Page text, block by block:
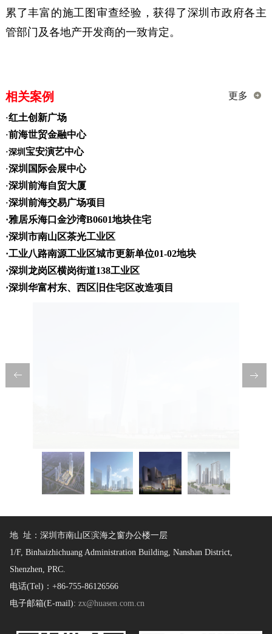
累了丰富的施工图审查经验，获得了深圳市政府各主
管部门及各地产开发商的一致肯定。
相关案例 更多
·红土创新广场
·前海世贸金融中心
·深圳 宝安演艺中心
·深圳国际会展中心
·深圳前海自贸大厦
·深圳前海交易广场项目
·雅居乐海口金沙湾B0601地块住宅
·深圳市南山区茶光工业区
·工业八路南源工业区城市更新单位01-02地块
·深圳龙岗区横岗街道138工业区
·深圳华富村东、西区旧住宅区改造项目
地 址：深圳市南山区滨海之窗办公楼一层
1/F, Binhaizhichuang Administration Building, Nanshan District,
Shenzhen, PRC.
电话(Tel)：+86-755-86126566
电子邮箱(E-mail): zx@huasen.com.cn